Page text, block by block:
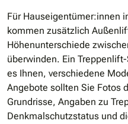
Für Hauseigentümer:innen
kommen zusätzlich
Höhenunterschiede
überwinden. Ein
es Ihnen, verschiedene
Angebote sollten Sie Fotos
Grundrisse, Angaben zu
Denkmalschutzstatus und